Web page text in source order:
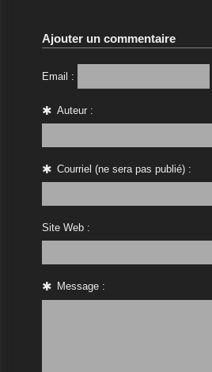
Ajouter un commentaire
Email :
Auteur :
Courriel (ne sera pas publié) :
Site Web :
Message :